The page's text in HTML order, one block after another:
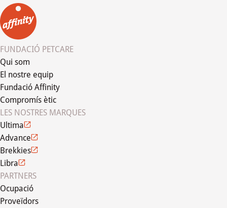
FUNDACIÓ PETCARE
Qui som
El nostre equip
Fundació Affinity
Compromís ètic
LES NOSTRES MARQUES
Ultima
Advance
Brekkies
Libra
PARTNERS
Ocupació
Proveïdors